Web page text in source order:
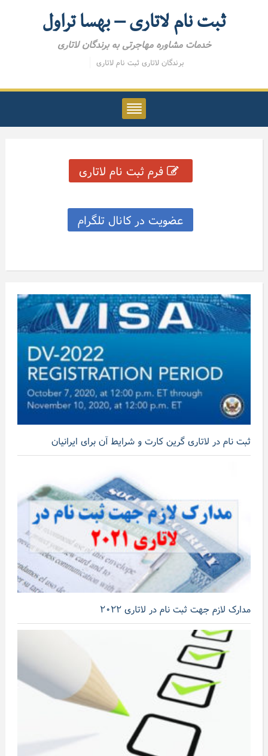
ثبت نام لاتاری – بهسا تراول
خدمات مشاوره مهاجرتی به برندگان لاتاری
برندگان لاتاری ثبت نام لاتاری
فرم ثبت نام لاتاری
عضویت در کانال تلگرام
ثبت نام در لاتاری گرین کارت و شرایط آن برای ایرانیان
مدارک لازم جهت ثبت نام در لاتاری ۲۰۲۲